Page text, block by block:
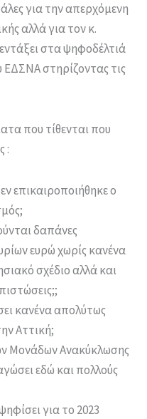
για την απερχόμενη
αλλά για τον κ.
στα ψηφοδέλτιά
στηρίζοντας τις
που τίθενται που
:
επικαιροποιήθηκε ο
δαπάνες
ευρώ χωρίς κανένα
σχέδιο αλλά και
κανένα απολύτως
Αττική;
Μονάδων Ανακύκλωσης
εδώ και πολλούς
για το 2023